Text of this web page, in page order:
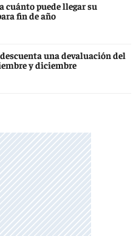
cuánto puede llegar su
fin de año
una devaluación del
y diciembre